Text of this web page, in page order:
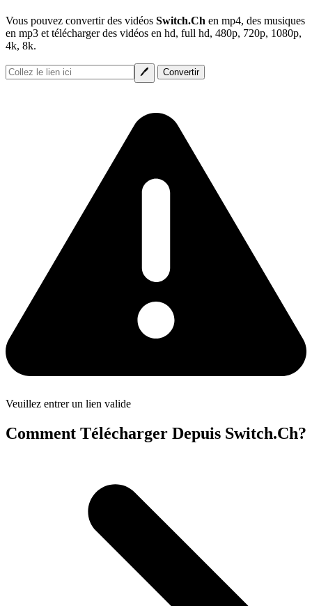
Vous pouvez convertir des vidéos Switch.Ch en mp4, des musiques
en mp3 et télécharger des vidéos en hd, full hd, 480p, 720p, 1080p,
4k, 8k.
Veuillez entrer un lien valide
Comment Télécharger Depuis Switch.Ch?